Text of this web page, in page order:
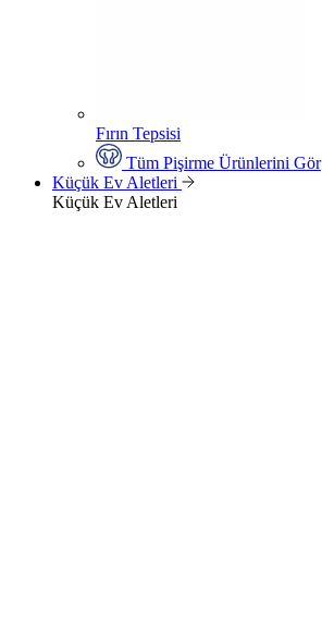
Fırın Tepsisi
Tüm Pişirme Ürünlerini Gör
Küçük Ev Aletleri
Küçük Ev Aletleri